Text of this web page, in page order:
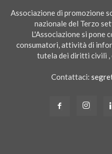
Associazione di promozione
nazionale del Terzo
L'Associazione si pone
consumatori, attività di
tutela dei diritti civili ,
Contattaci: